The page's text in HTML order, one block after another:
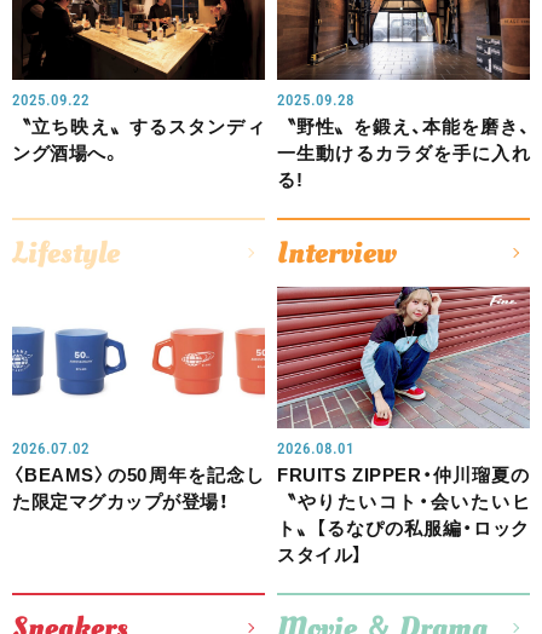
2025.09.22
〝立ち映え〟するスタンディ
ング酒場へ。
2025.09.28
〝野性〟を鍛え、本能を磨き、
一生動けるカラダを手に入れ
る!
Lifestyle
2026.07.02
〈BEAMS〉の50周年を記念し
た限定マグカップが登場！
Interview
2026.08.01
FRUITS ZIPPER・仲川瑠夏の
〝やりたいコト・会いたいヒ
ト〟【るなぴの私服編・ロック
スタイル】